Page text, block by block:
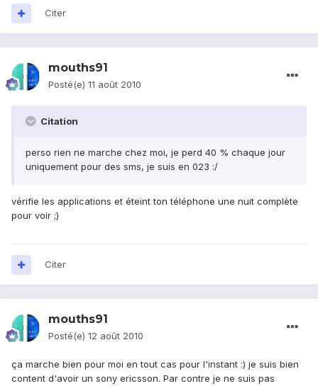
Citer
mouths91
Posté(e) 11 août 2010
Citation
perso rien ne marche chez moi, je perd 40 % chaque jour
uniquement pour des sms, je suis en 023 :/
vérifie les applications et éteint ton téléphone une nuit complète
pour voir ;)
Citer
mouths91
Posté(e) 12 août 2010
ça marche bien pour moi en tout cas pour l'instant :) je suis bien
content d'avoir un sony ericsson. Par contre je ne suis pas